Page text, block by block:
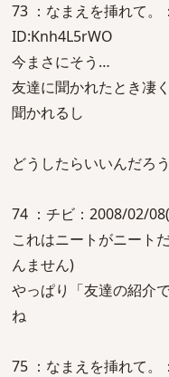
73 ：なまえを挿れて
ID:Knh4L5rWO
今まさにそう…
友達に聞かれたとき凄
聞かれるし
どうしたらいいんだろ
74 ：チビ：2008/02/
これはニートがニート
んません)
やっぱり「友達の紹介
ね
75 ：なまえを挿れて